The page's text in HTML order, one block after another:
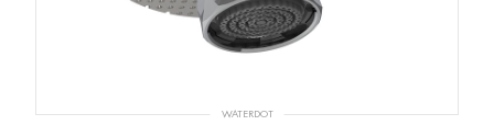
WATERDOT